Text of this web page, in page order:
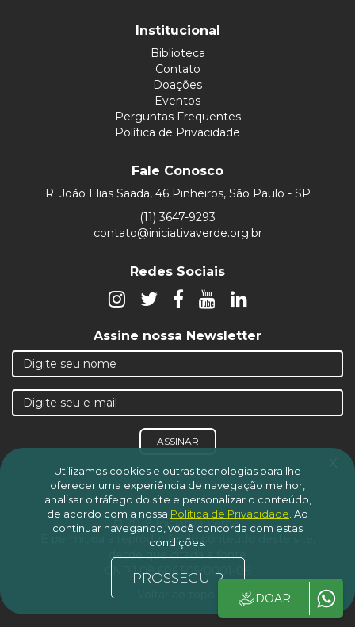
Institucional
Biblioteca
Contato
Doações
Eventos
Perguntas Frequentes
Política de Privacidade
Fale Conosco
R. João Elias Saada, 46 Pinheiros, São Paulo - SP
(11) 3647-9293
contato@iniciativaverde.org.br
Redes Sociais
Assine nossa Newsletter
ASSINAR
© 2019 Iniciativa Verde.
É permitida a reprodução do conteúdo deste site,
desde que citada a fonte
CNPJ 08.606.505/0001-06
Voltar ao topo
x
Utilizamos cookies e outras tecnologias para lhe
oferecer uma experiência de navegação melhor,
analisar o tráfego do site e personalizar o conteúdo,
de acordo com a nossa Política de Privacidade Ao
continuar navegando, você concorda com estas
condições.
PROSSEGUIR
DOAR